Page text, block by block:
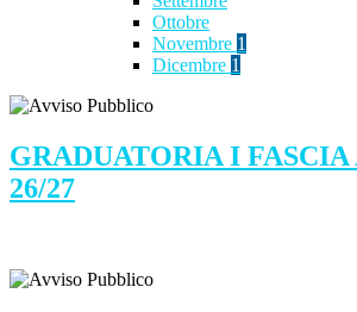
Ottobre
Novembre 1
Dicembre 1
GRADUATORIA I FASCIA
26/27